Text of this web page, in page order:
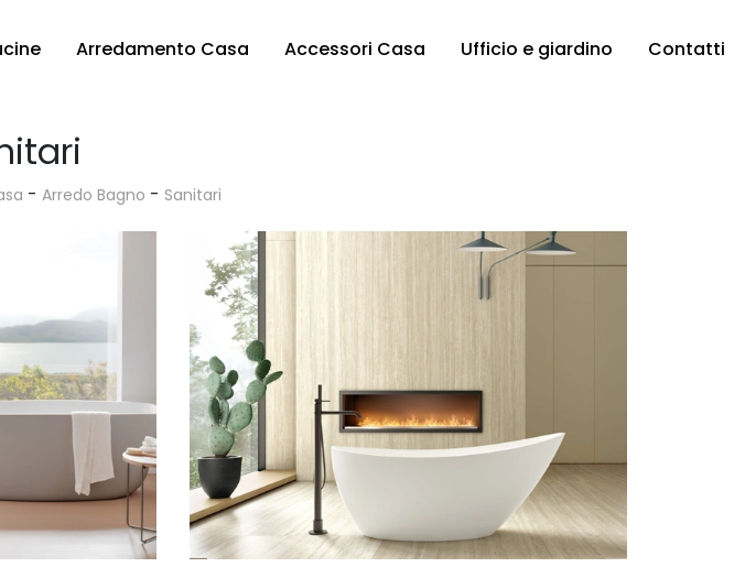
Arredamento Casa Accessori Casa Ufficio e giardino Contatti
- Arredo Bagno - Sanitari